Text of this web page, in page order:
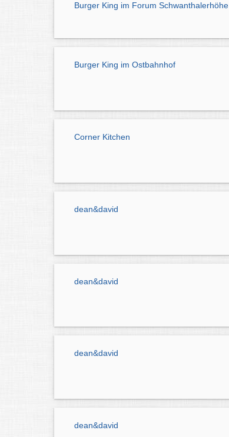
Burger King im Forum Schwanthalerhöhe
Burger King im Ostbahnhof
Corner Kitchen
dean&david
dean&david
dean&david
dean&david